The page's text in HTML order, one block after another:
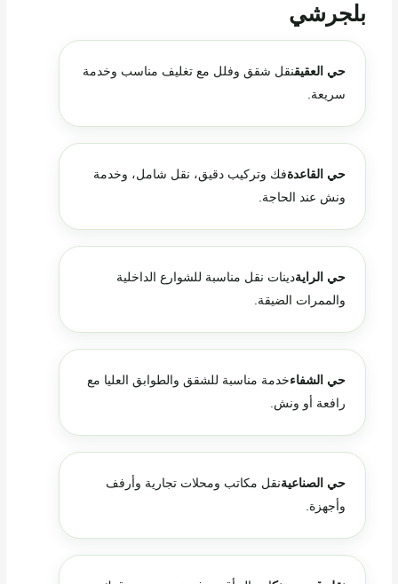
بلجرشي
حي العقيقنقل شقق وفلل مع تغليف مناسب وخدمة
سريعة.
حي القاعدةفك وتركيب دقيق، نقل شامل، وخدمة
ونش عند الحاجة.
حي الرايةدينات نقل مناسبة للشوارع الداخلية
والممرات الضيقة.
حي الشفاءخدمة مناسبة للشقق والطوابق العليا مع
رافعة أو ونش.
حي الصناعيةنقل مكاتب ومحلات تجارية وأرفف
وأجهزة.